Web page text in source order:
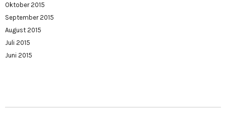
Oktober 2015
September 2015
August 2015
Juli 2015
Juni 2015